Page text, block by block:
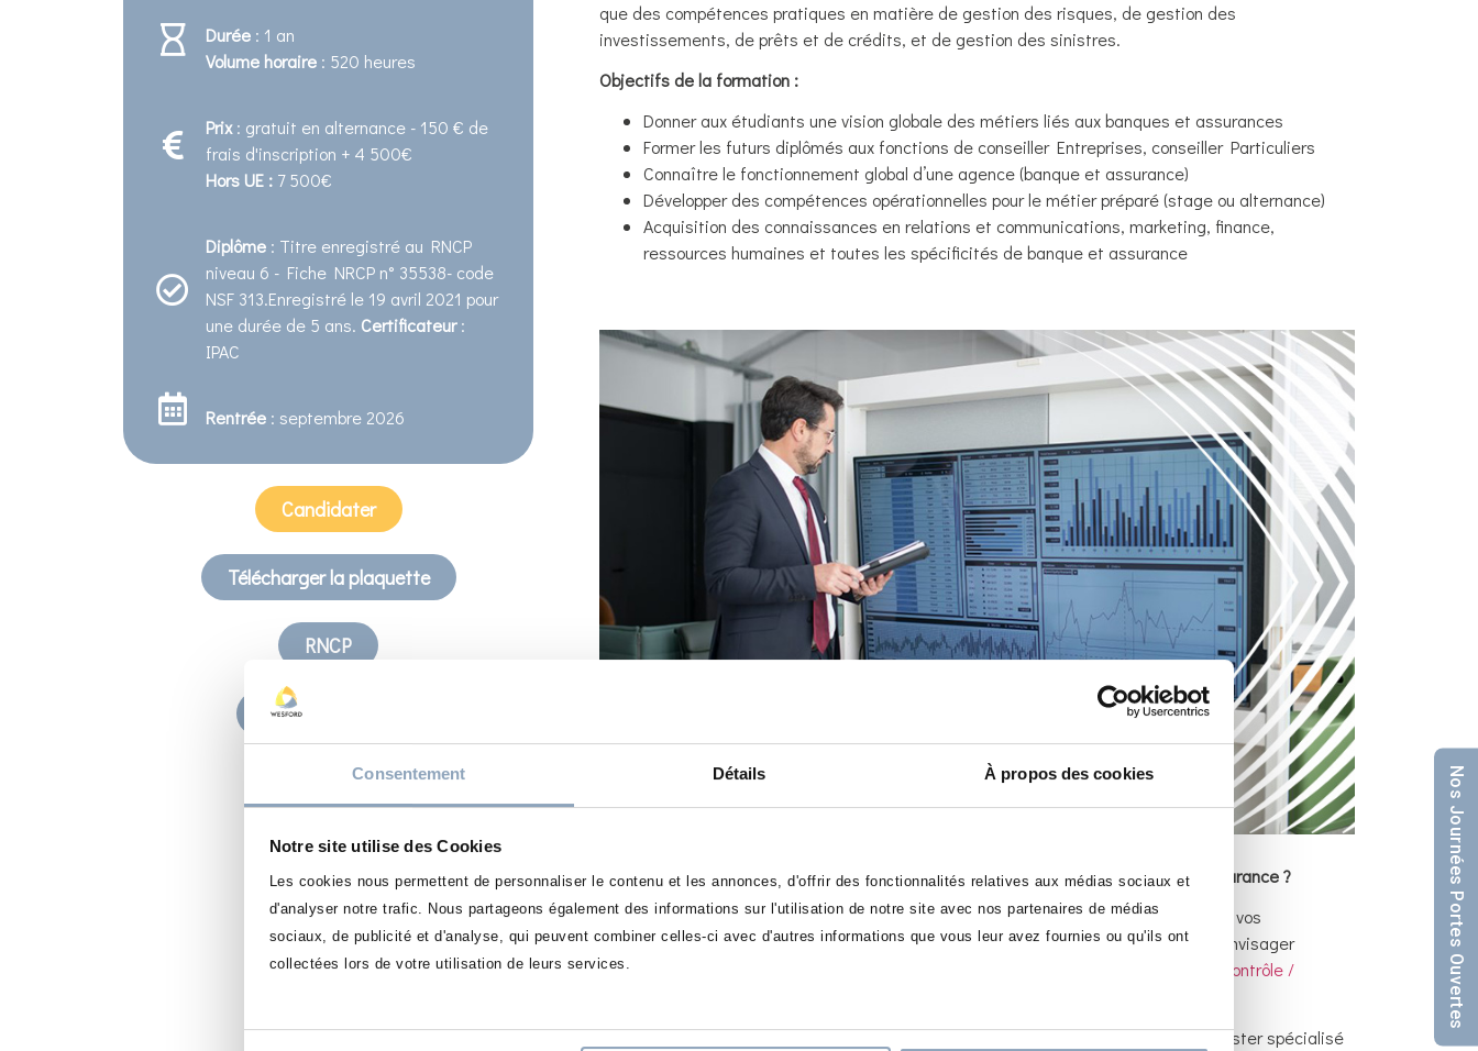
Consentement Détails À propos des cookies
Notre site utilise des Cookies
Les cookies nous permettent de personnaliser le contenu et les annonces, d'offrir des fonctionnalités relatives aux médias sociaux et
d'analyser notre trafic. Nous partageons également des informations sur l'utilisation de notre site avec nos partenaires de médias
sociaux, de publicité et d'analyse, qui peuvent combiner celles-ci avec d'autres informations que vous leur avez fournies ou qu'ils ont
collectées lors de votre utilisation de leurs services.
Durée : 1 an
Volume horaire : 520 heures
Prix: gratuit en alternance - 150 € de
frais d'inscription + 4 500€
Hors UE : 7 500€
Diplôme : Titre enregistré au RNCP
niveau 6 - Fiche NRCP n° 35538- code
NSF 313.Enregistré le 19 avril 2021 pour
une durée de 5 ans. Certificateur:
IPAC
Rentrée : septembre 2026
Candidater
Télécharger la plaquette
RNCP
Nous contacter
que des compétences pratiques en matière de gestion des risques, de gestion des
investissements, de prêts et de crédits, et de gestion des sinistres.
Objectifs de la formation :
Donner aux étudiants une vision globale des métiers liés aux banques et assurances
Former les futurs diplômés aux fonctions de conseiller Entreprises, conseiller Particuliers
Connaître le fonctionnement global d’une agence (banque et assurance)
Développer des compétences opérationnelles pour le métier préparé (stage ou alternance)
Acquisition des connaissances en relations et communications, marketing, finance,
ressources humaines et toutes les spécificités de banque et assurance
Que faire après un Bachelor Conseiller Clientèle des Particuliersen Banque et Assurance?
Poursuite des études :Vous souhaitez évoluer dans le secteur financier, approfondir vos
compétences et vous préparer pour des postes à responsabilité? P ourquoi ne pas envisager
leMBA Stratégie et Gestion Financière
Finance d’entreprise, audit, contrôle /
Master en Banque-Assurance : Vous avez la possibilité de vous orienter vers un Master spécialisé
Nos Journées Portes Ouvertes